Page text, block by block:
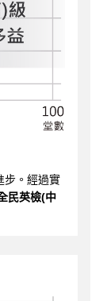
步。經過實
民英檢(中